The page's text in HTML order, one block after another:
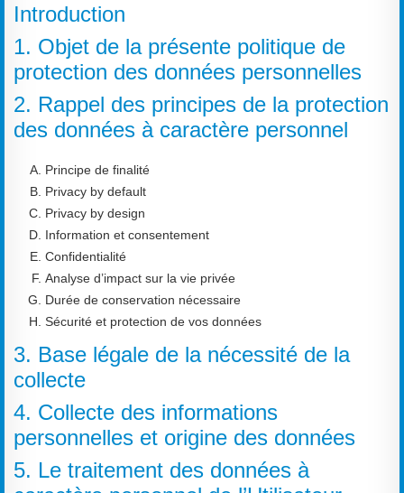
Introduction
1. Objet de la présente politique de
protection des données personnelles
2. Rappel des principes de la protection
des données à caractère personnel
Principe de finalité
Privacy by default
Privacy by design
Information et consentement
Confidentialité
Analyse d’impact sur la vie privée
Durée de conservation nécessaire
Sécurité et protection de vos données
3. Base légale de la nécessité de la
collecte
4. Collecte des informations
personnelles et origine des données
5. Le traitement des données à